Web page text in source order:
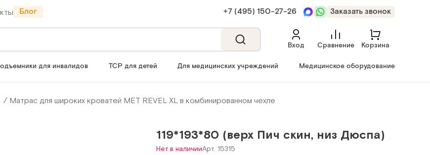
Блог +7 (495) 150‑27‑26 Заказать звонок
Вход Сравнение Корзина
для инвалидов ТСР для детей Для медицинских учреждений Медицинское оборудование
Матрас для широких кроватей МЕТ REVEL XL в комбинированном чехле
119*193*80 (верх Пич скин, низ Дюспа)
Нет в наличииАрт. 15315